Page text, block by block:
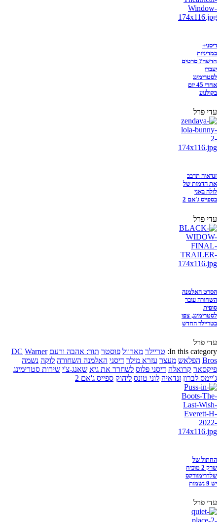
דיסני+
במדיניות
חדשה? סרטים
יעברו
לסטרימינג
אחרי 45 יום
בקולנוע
עדי פרל
זנדאיה תדבב
את הדמות של
לולה באני
בספייס ג'אם 2
עדי פרל
הסרט האלמנה
השחורה עובר
סופית
לסטרימינג, צפו
בטריילר החדש
עדי פרל
In this category: טריילר מארוול פוסטר תור: אהבה ורעם DC Warner
Bros הפלאש מעצר עזרא מילר דיסני האלמנה השחורה לוקה נשמה
פיקסאר קרואלה דיסני פלוס לשחרר את גיא שאנג-צ'י שירות סטרימינג
ג'יימס לברון זנדאיה לוני טונס ליהוק ספייס ג'אם 2
החתול של
שרק 2 מוכיח
שלדרימוורקס
יש 9 נשמות
עדי פרל